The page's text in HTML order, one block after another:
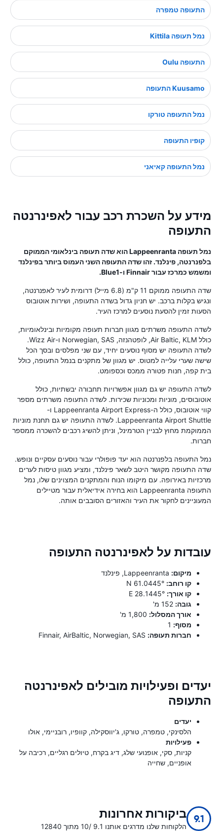
התעופה טמפרה
נמל תעופה Kittila
התעופה Oulu
Kuusamo התעופה
נמל התעופה טורקו
קופיו התעופה
נמל התעופה קאיאני
מידע על השכרת רכב עבור לאפינרנטה
התעופה
נמל תעופה Lappeenranta הוא שדה תעופה בינלאומי הממוקם
בלפנרנטה, פינלנד. זהו שדה התעופה השני העמוס ביותר בפינלנד
ומשמש כמרכז עבור Finnair ו-Blue1.
שדה התעופה ממוקם 11 ק"מ (6.8 מייל) דרומית לעיר לאפנרנטה,
ונגיש בקלות ברכב. יש חניון גדול בשדה התעופה, ושירות אוטובוס
הסעות זמין להסעת נוסעים למרכז העיר.
לשדה התעופה משרתים מגוון חברות תעופה מקומיות ובינלאומיות,
כולל Air Baltic, KLM, לופטהנזה, Norwegian, SAS ו-Wizz Air.
לשדה התעופה יש מסוף נוסעים יחיד, עם שני מפלסים ובסך הכל
שישה שערי עלייה למטוס. יש מגוון של מתקנים בנמל התעופה, כולל
בית קפה, חנות פטורה ממכס וכספומט.
לשדה התעופה יש גם מגוון אפשרויות תחבורה יבשתיות, כולל
אוטובוסים, מוניות ומכוניות שכירות. לשדה התעופה משרתים מספר
קווי אוטובוס, כולל ה-Lappeenranta Airport Express ו-
Lappeenranta Airport Shuttle. לשדה התעופה יש גם תחנת מוניות
הממוקמת מחוץ לבניין הטרמינל, וניתן להשיג רכבים להשכרה ממספר
חברות.
נמל התעופה בלפנרנטה הוא יעד פופולרי עבור נוסעים עסקיים ונופש.
שדה התעופה מקושר היטב לשאר פינלנד, ומציע מגוון טיסות לערים
מרכזיות באירופה. עם מיקומו הנוח והמתקנים המצוינים שלו, נמל
התעופה Lappeenranta הוא בחירה אידיאלית עבור מטיילים
המעוניינים לחקור את העיר והאזורים הסובבים אותה.
עובדות על לאפינרנטה התעופה
מיקום:
קו רוחב:
קו אורך:
גובה:
אורך המסלול:
מסוף:
חברות תעופה:
יעדים ופעילויות מובילים לאפינרנטה
התעופה
יעדים
הלסינקי, טמפרה, טורקו, ג'יווסקילה, קוופיו, רובניימי, אולו
פעילויות
קניות, סקי, אופנועי שלג, דיג בקרח, טיולים רגליים, רכיבה על
אופניים, שחייה
9.1 ביקורות אחרונות
הלקוחות שלנו מדרגים אותנו 9.1 /10 מתוך 12840